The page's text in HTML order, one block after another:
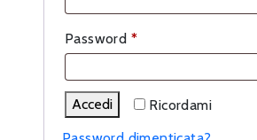
Password *Richiesto
Ricordami
Accedi